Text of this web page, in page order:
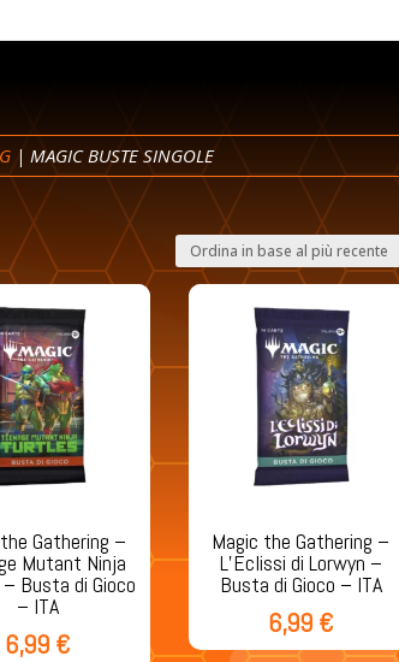
| MAGIC BUSTE SINGOLE
Gathering –
Mutant Ninja
Busta di Gioco
– ITA
6,99 €
Magic the Gathering –
L’Eclissi di Lorwyn –
Busta di Gioco – ITA
6,99 €